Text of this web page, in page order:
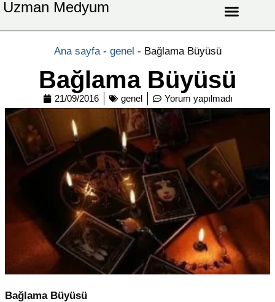
Uzman Medyum
Ana sayfa- genel - Bağlama Büyüsü
Bağlama Büyüsü
21/09/2016 genel Yorum yapılmadı
Bağlama Büyüsü